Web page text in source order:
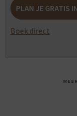
PLAN JE GRATIS
Boek direct